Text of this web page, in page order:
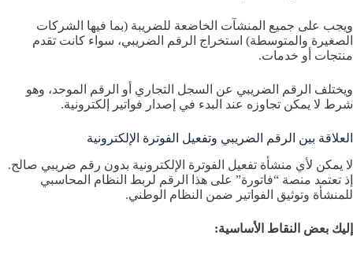
ويجب على جميع المنشآت الخاضعة للضريبة (بما فيها الشركات
الصغيرة والمتوسطة) استخراج الرقم الضريبي، سواء كانت تقدم
منتجات أو خدمات.
ويختلف الرقم الضريبي عن السجل التجاري أو الرقم الموحد، وهو
شرط لا يمكن تجاوزه عند البدء في إصدار فواتير إلكترونية.
العلاقة بين الرقم الضريبي وتفعيل الفوترة الإلكترونية
لا يمكن لأي منشأة تفعيل الفوترة الإلكترونية بدون رقم ضريبي صالح.
إذ تعتمد منصة “فاتورة” على هذا الرقم لربط النظام المحاسبي
للمنشأة وتوثيق الفواتير ضمن النظام الوطني.
إليك بعض النقاط الأساسية: